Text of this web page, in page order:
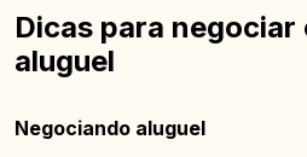
Dicas para
aluguel
Negociando aluguel